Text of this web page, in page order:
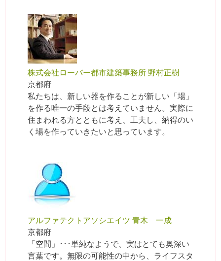
株式会社ローバー都市建築事務所 野村正樹
京都府
私たちは、新しい器を作ることが新しい「場」
を作る唯一の手段とは考えていません。実際に
住まわれる方とともに考え、工夫し、納得のい
く場を作っていきたいと思っています。
アルファテクトアソシエイツ 青木 一成
京都府
「空間」･･･単純なようで、実はとても奥深い
言葉です。無限の可能性の中から、ライフスタ